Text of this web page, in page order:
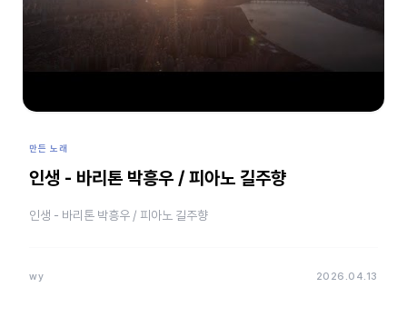
만든 노래
인생 - 바리톤 박흥우 / 피아노 길주향
인생 - 바리톤 박흥우 / 피아노 길주향
wy 2026.04.13